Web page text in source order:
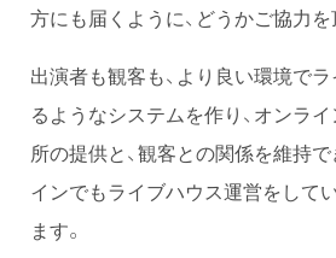
方にも届くように、どうかご協力を
出演者も観客も、より良い環境で
るようなシステムを作り、オンラ
所の提供と、観客との関係を維持
インでもライブハウス運営をして
ます。